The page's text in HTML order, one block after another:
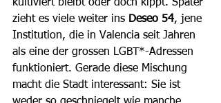
kultiviert bleibt oder doch kippt. Später
zieht es viele weiter ins Deseo 54, jene
Institution, die in Valencia seit Jahren
als eine der grossen LGBT*-Adressen
funktioniert. Gerade diese Mischung
macht die Stadt interessant: Sie ist